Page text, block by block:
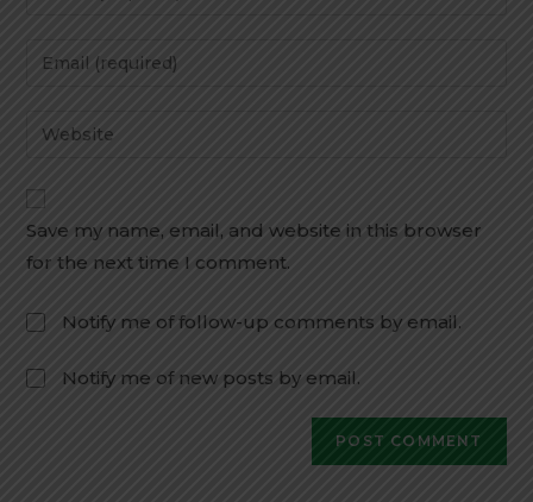
Save my name, email, and website in this browser
for the next time I comment.
Notify me of follow-up comments by email.
Notify me of new posts by email.